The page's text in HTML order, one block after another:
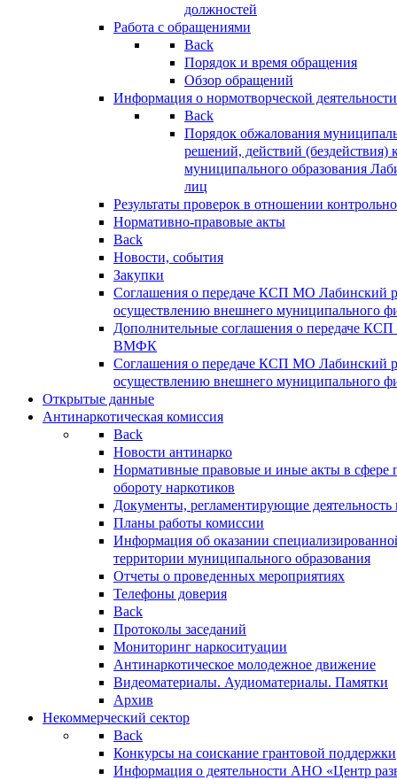
должностей
Работа с обращениями
Back
Порядок и время обращения
Обзор обращений
Информация о нормотворческой деятельности
Back
Порядок обжалования
решений, действий (бездействия)
муниципального образования
лиц
Результаты проверок в отношении
Нормативно-правовые акты
Back
Новости, события
Закупки
Соглашения о передаче КСП МО Лабинский
осуществлению внешнего муниципального
Дополнительные соглашения о передаче
ВМФК
Соглашения о передаче КСП МО Лабинский
осуществлению внешнего муниципального
Открытые данные
Антинаркотическая комиссия
Back
Новости антинарко
Нормативные правовые и иные акты в сфере
обороту наркотиков
Документы, регламентирующие деятельность
Планы работы комиссии
Информация об оказании
территории муниципального образования
Отчеты о проведенных мероприятиях
Телефоны доверия
Back
Протоколы заседаний
Мониторинг наркоситуации
Антинаркотическое молодежное движение
Видеоматериалы. Аудиоматериалы. Памятки
Архив
Некоммерческий сектор
Back
Конкурсы на соискание грантовой поддержки
Информация о деятельности АНО «Центр